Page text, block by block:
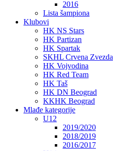
2016
Lista šampiona
Klubovi
HK NS Stars
HK Partizan
HK Spartak
SKHL Crvena Zvezda
HK Vojvodina
HK Red Team
HK Taš
HK DN Beograd
KKHK Beograd
Mlađe kategorije
U12
2019/2020
2018/2019
2016/2017